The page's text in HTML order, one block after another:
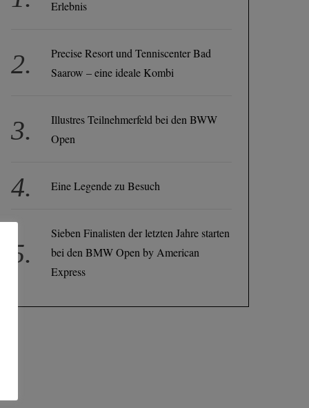
Erlebnis
Precise Resort und Tenniscenter Bad
Saarow – eine ideale Kombi
Illustres Teilnehmerfeld bei den BWW
Open
Eine Legende zu Besuch
Sieben Finalisten der letzten Jahre starten
bei den BMW Open by American
Express